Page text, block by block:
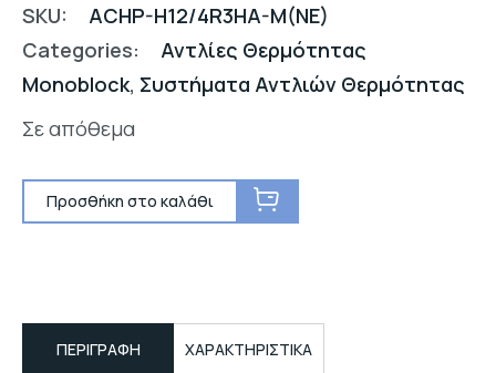
SKU:
ACHP-H12/4R3HA-M(NE)
Categories:
Αντλίες Θερμότητας
Monoblock, Συστήματα Αντλιών Θερμότητας
Σε απόθεμα
Προσθήκη στο καλάθι
ΠΕΡΙΓΡΑΦΉ ΧΑΡΑΚΤΗΡΙΣΤΙΚΑ